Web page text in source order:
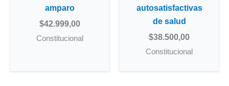
amparo
$42.999,00
Constitucional
autosatisfactivas
de salud
$38.500,00
Constitucional